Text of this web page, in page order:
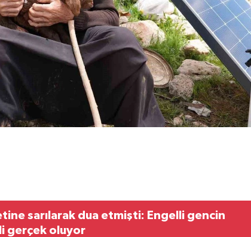
sarılarak dua etmişti: Engelli gencin
gerçek oluyor